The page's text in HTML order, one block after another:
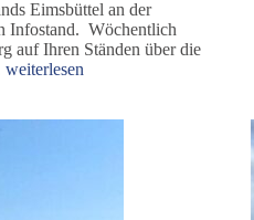
Eimsbüttel an der
Infostand. Wöchentlich
auf Ihren Ständen über die
Niemand
weiterlesen